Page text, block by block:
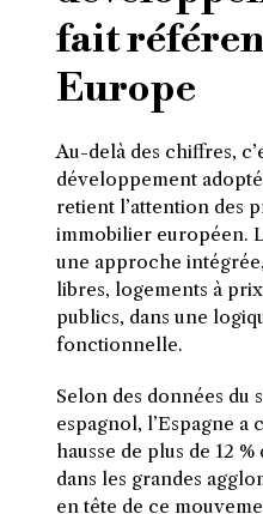
fait
Europe
Au-delà des chiffres,
développement
retient l’attention des
immobilier européen.
une approche
libres, logements à
publics, dans une
fonctionnelle.
Selon des données du
espagnol, l’Espagne a
hausse de plus de 12
dans les grandes
en tête de ce